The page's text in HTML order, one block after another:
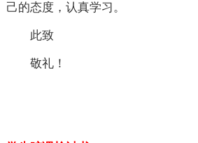
己的态度，认真学习。
此致
敬礼！